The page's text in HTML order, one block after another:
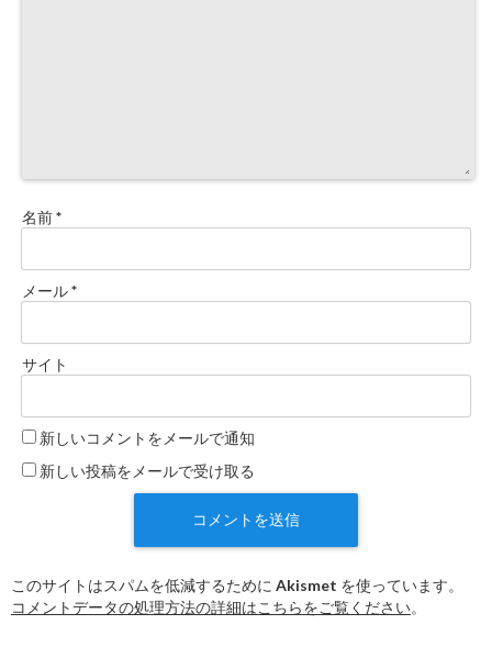
名前*
メール*
サイト
新しいコメントをメールで通知
新しい投稿をメールで受け取る
このサイトはスパムを低減するために Akismet を使っています。
コメントデータの処理方法の詳細はこちらをご覧ください。